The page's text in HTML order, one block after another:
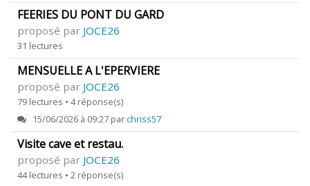
FEERIES DU PONT DU GARD
proposé par JOCE26
31 lectures
MENSUELLE A L'EPERVIERE
proposé par JOCE26
79 lectures • 4 réponse(s)
15/06/2026 à 09:27 parchriss57
Visite cave et restau.
proposé par JOCE26
44 lectures • 2 réponse(s)